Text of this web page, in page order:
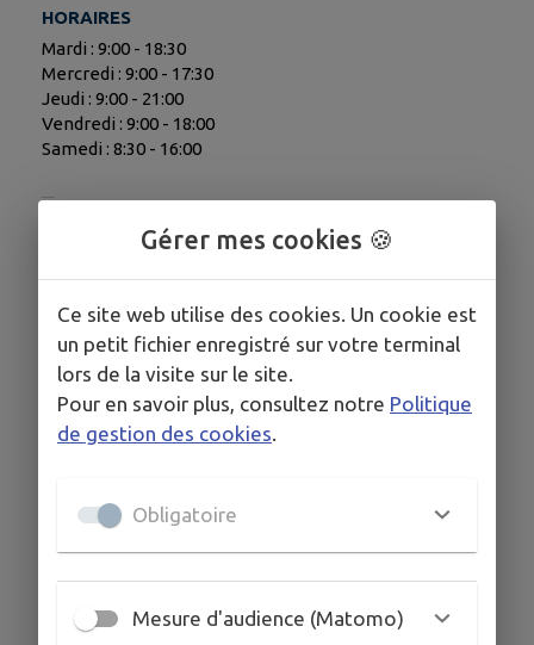
HORAIRES
Mardi : 9:00 - 18:30
Mercredi : 9:00 - 17:30
Jeudi : 9:00 - 21:00
Vendredi : 9:00 - 18:00
Samedi : 8:30 - 16:00
COORDONNÉES
19 Rue de l'Armorique, 29233 Cléder
02 98 69 42 58
Gérer mes cookies 🍪
Ce site web utilise des cookies. Un cookie est
un petit fichier enregistré sur votre terminal
lors de la visite sur le site.
Pour en savoir plus, consultez notre Politique
de gestion des cookies
Obligatoire
Mesure d'audience (Matomo)